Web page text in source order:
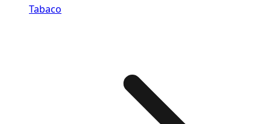
Tabaco